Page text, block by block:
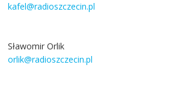
kafel@radioszczecin.pl
Sławomir Orlik
orlik@radioszczecin.pl